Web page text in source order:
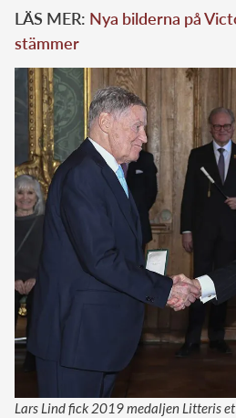
LÄS MER: Nya bilderna på
stämmer
Lars Lind fick 2019 medaljen Litteris